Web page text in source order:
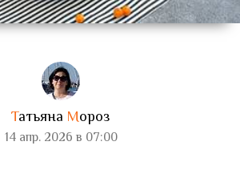
Татьяна Мороз
14 апр. 2026 в 07:00